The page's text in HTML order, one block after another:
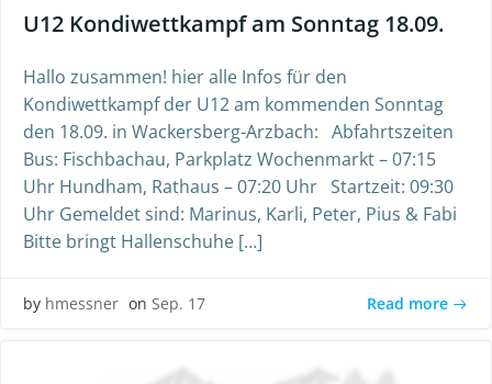
U12 Kondiwettkampf am Sonntag 18.09.
Hallo zusammen! hier alle Infos für den
Kondiwettkampf der U12 am kommenden Sonntag
den 18.09. in Wackersberg-Arzbach: Abfahrtszeiten
Bus: Fischbachau, Parkplatz Wochenmarkt – 07:15
Uhr Hundham, Rathaus – 07:20 Uhr Startzeit: 09:30
Uhr Gemeldet sind: Marinus, Karli, Peter, Pius & Fabi
Bitte bringt Hallenschuhe […]
by hmessner on Sep. 17 Read more